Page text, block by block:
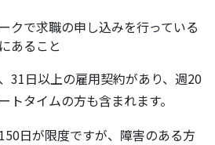
クで求職の申し込みを行っている
あること
31日以上の雇用契約があり、週20
トタイムの方も含まれます。
日が限度ですが、障害のある方